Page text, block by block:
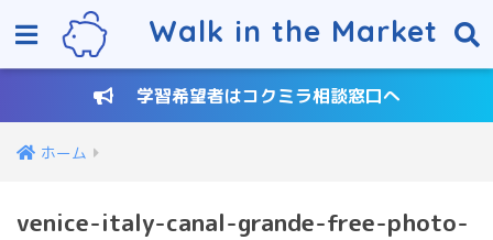
Walk in the Market
学習希望者はコクミラ相談窓口へ
ホーム
venice-italy-canal-grande-free-photo-